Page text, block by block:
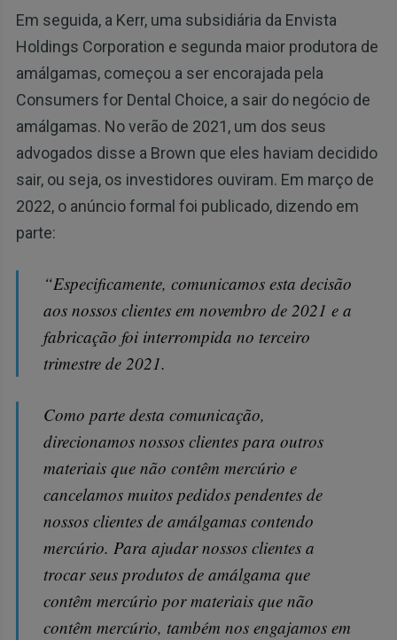
Em seguida, a Kerr, uma subsidiária da Envista
Holdings Corporation e segunda maior produtora de
amálgamas, começou a ser encorajada pela
Consumers for Dental Choice, a sair do negócio de
amálgamas. No verão de 2021, um dos seus
advogados disse a Brown que eles haviam decidido
sair, ou seja, os investidores ouviram. Em março de
2022, o anúncio formal foi publicado, dizendo em
parte:
“Especificamente, comunicamos esta decisão
aos nossos clientes em novembro de 2021 e a
fabricação foi interrompida no terceiro
trimestre de 2021.
Como parte desta comunicação,
direcionamos nossos clientes para outros
materiais que não contêm mercúrio e
cancelamos muitos pedidos pendentes de
nossos clientes de amálgamas contendo
mercúrio. Para ajudar nossos clientes a
trocar seus produtos de amálgama que
contêm mercúrio por materiais que não
contêm mercúrio, também nos engajamos em